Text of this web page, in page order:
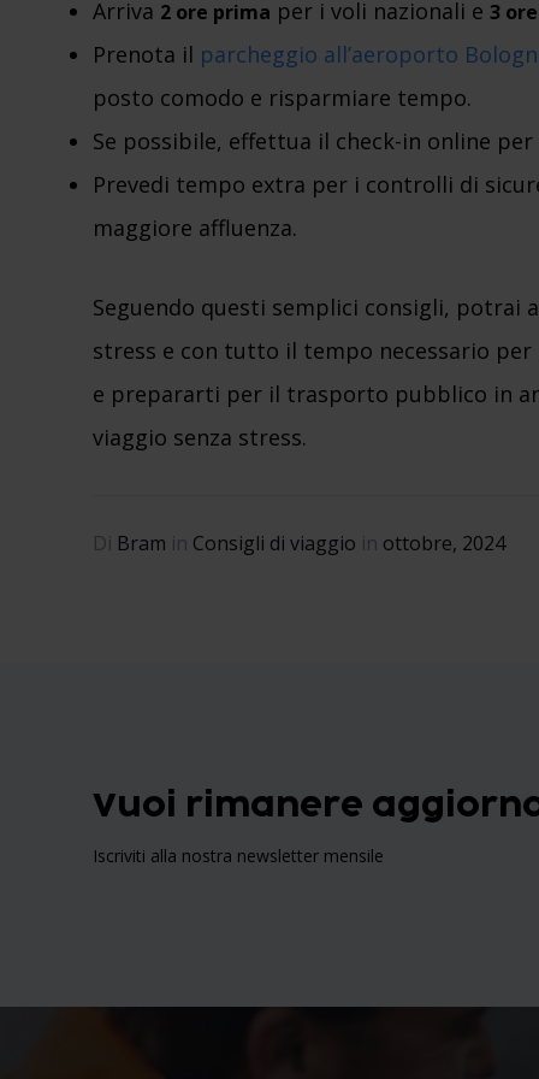
Arriva 2 ore prima per i voli nazionali e 3
Prenota il parcheggio all’aeroporto
posto comodo e risparmiare tempo.
Se possibile, effettua il check-in online
Prevedi tempo extra per i controlli di
maggiore affluenza.
Seguendo questi semplici consigli, potrai
stress e con tutto il tempo necessario
e prepararti per il trasporto pubblico in
viaggio senza stress.
Di Bram in Consigli di viaggio in ottobre, 2024
Vuoi rimanere
Iscriviti alla nostra newsletter mensile